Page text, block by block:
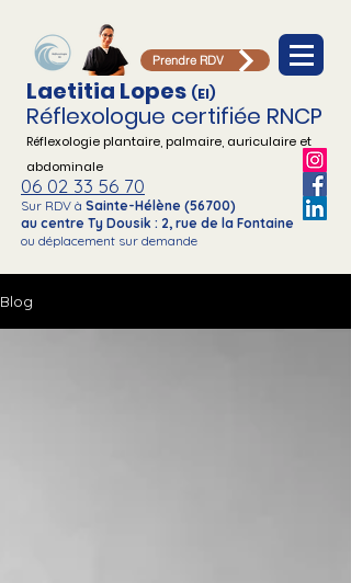
Laetitia Lopes (EI)
Réflexologue certifiée RNCP
Réflexologie plantaire, palmaire, auriculaire et
abdominale
06 02 33 56 70
Sur RDV à Sainte-Hélène (56700)
au centre Ty Dousik : 2, rue de la Fontaine
ou déplacement sur demande
Prendre RDV
Blog